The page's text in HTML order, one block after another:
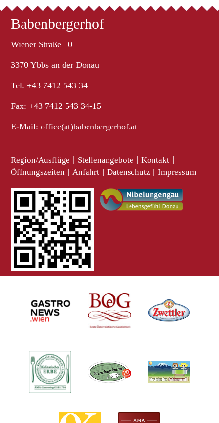
Babenbergerhof
Wiener Straße 10
3370 Ybbs an der Donau
Tel: +43 7412 543 34
Fax: +43 7412 543 34-15
E-Mail:office(at)babenbergerhof.at
Region/Ausflüge Stellenangebote Kontakt
Öffnungszeiten Anfahrt Datenschutz Impressum